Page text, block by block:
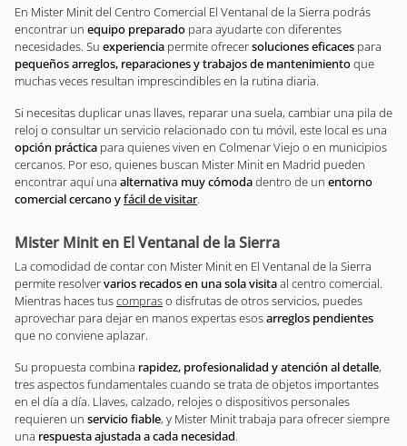
En Mister Minit del Centro Comercial El Ventanal de la Sierra podrás
encontrar un equipo preparado para ayudarte con diferentes
necesidades. Su experiencia permite ofrecersoluciones eficaces para
pequeños arreglos, reparaciones y trabajos de mantenimientoque
muchas veces resultan imprescindibles en la rutina diaria.
Si necesitas duplicar unas llaves, reparar una suela, cambiar una pila de
reloj o consultar un servicio relacionado con tu móvil, este local es una
opción práctica para quienes viven en Colmenar Viejo o en municipios
cercanos. Por eso, quienes buscan Mister Minit en Madrid pueden
encontrar aquí una alternativa muy cómodadentro de un entorno
comercial cercano yfácil de visitar.
Mister Minit en El Ventanal de la Sierra
La comodidad de contar con Mister Minit en El Ventanal de la Sierra
permite resolvervarios recados en una sola visitaal centro comercial.
Mientras haces tuscompraso disfrutas de otros servicios, puedes
aprovechar para dejar en manos expertas esosarreglos pendientes
que no conviene aplazar.
Su propuesta combina rapidez, profesionalidad y atención al detalle,
tres aspectos fundamentales cuando se trata de objetos importantes
en el día a día. Llaves, calzado, relojes o dispositivos personales
requieren un servicio fiable, y Mister Minit trabaja para ofrecer siempre
una respuesta ajustada a cada necesidad.